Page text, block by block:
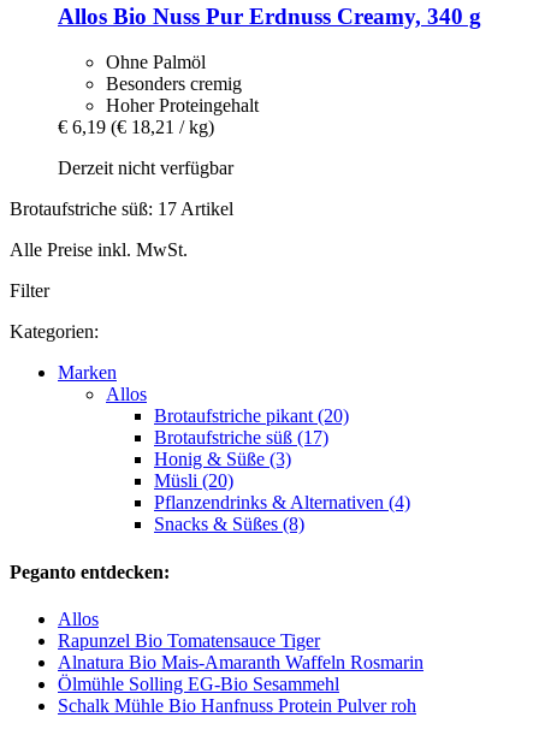
Allos Bio Nuss Pur Erdnuss Creamy, 340 g
Ohne Palmöl
Besonders cremig
Hoher Proteingehalt
€ 6,19 (€ 18,21 / kg)
Derzeit nicht verfügbar
Brotaufstriche süß: 17 Artikel
Alle Preise inkl. MwSt.
Filter
Kategorien:
Marken
Allos
Brotaufstriche pikant (20)
Brotaufstriche süß (17)
Honig & Süße (3)
Müsli (20)
Pflanzendrinks & Alternativen (4)
Snacks & Süßes (8)
Peganto entdecken:
Allos
Rapunzel Bio Tomatensauce Tiger
Alnatura Bio Mais-Amaranth Waffeln Rosmarin
Ölmühle Solling EG-Bio Sesammehl
Schalk Mühle Bio Hanfnuss Protein Pulver roh